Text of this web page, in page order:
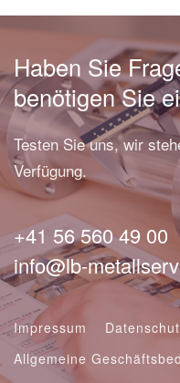
Haben Sie
benötigen Sie
Testen Sie uns, wir
Verfügung.
+41 56 560 49 00
info@lb-
Impressum
Allgemeine